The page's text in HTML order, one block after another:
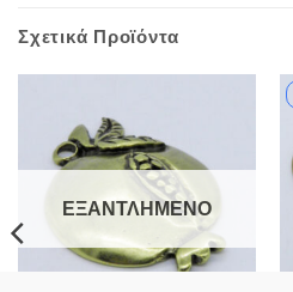
Σχετικά Προϊόντα
ΕΞΑΝΤΛΗΜΈΝΟ